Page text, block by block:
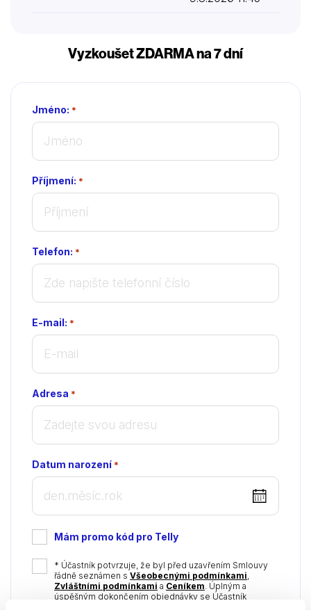
Vyzkoušet ZDARMA na 7 dní
Jméno: *
Příjmení: *
Telefon: *
E-mail: *
Adresa *
Datum narození *
DD
dot
MM
dot
YYYY
Mám promo kód pro Telly
* Účastník potvrzuje, že byl před uzavřením Smlouvy
řádně seznámen s Všeobecnými podmínkami,
Zvláštními podmínkami a Ceníkem. Úplným a
úspěšným dokončením objednávky se Účastník